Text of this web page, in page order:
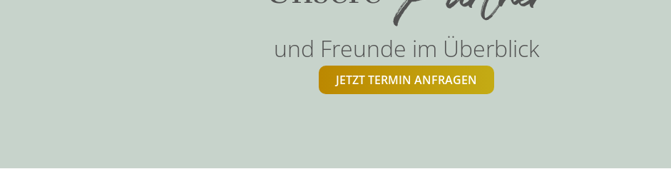
und Freunde im Überblick
JETZT TERMIN ANFRAGEN